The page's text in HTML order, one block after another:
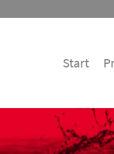
Start